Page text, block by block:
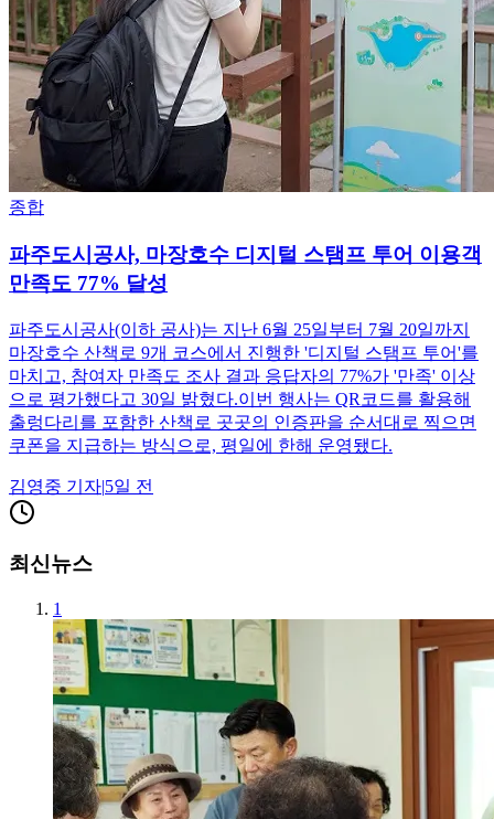
종합
파주도시공사, 마장호수 디지털 스탬프 투어 이용객
만족도 77% 달성
파주도시공사(이하 공사)는 지난 6월 25일부터 7월 20일까지
마장호수 산책로 9개 코스에서 진행한 '디지털 스탬프 투어'를
마치고, 참여자 만족도 조사 결과 응답자의 77%가 '만족' 이상
으로 평가했다고 30일 밝혔다.이번 행사는 QR코드를 활용해
출렁다리를 포함한 산책로 곳곳의 인증판을 순서대로 찍으면
쿠폰을 지급하는 방식으로, 평일에 한해 운영됐다.
김영중 기자|5일 전
최신뉴스
1